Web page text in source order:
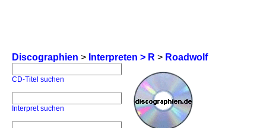
Discographien > Interpreten > R > Roadwolf
CD-Titel suchen
Interpret suchen